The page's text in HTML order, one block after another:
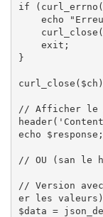
if
}
// Afficher le
echo $response;
// OU (san le
// Version
er les valeurs)
$data =